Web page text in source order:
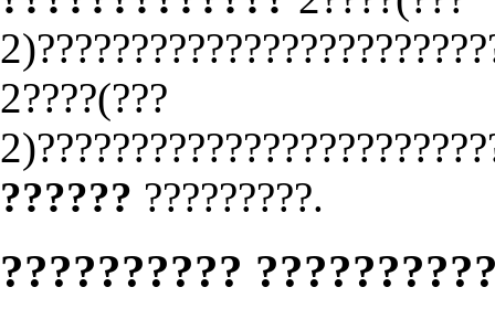
2????(???
?????? ?????????.
??????????